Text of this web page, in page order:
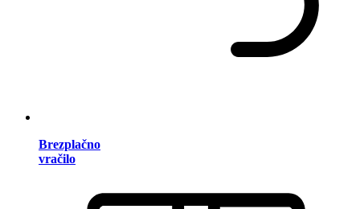
Brezplačno
vračilo